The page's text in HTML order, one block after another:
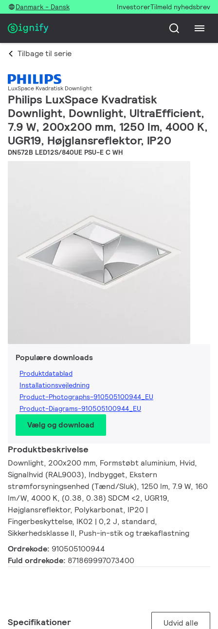
Danmark - Dansk InvestorerTilmeld nyhedsbrev
Tilbage til serie
LuxSpace Kvadratisk Downlight
Philips LuxSpace Kvadratisk
Downlight, Downlight, UltraEfficient,
7.9 W, 200x200 mm, 1250 lm, 4000 K,
UGR19, Højglansreflektor, IP20
DN572B LED12S/840UE PSU-E C WH
Populære downloads
Produktdatablad
Installationsvejledning
Product-Photographs-910505100944_EU
Product-Diagrams-910505100944_EU
Vælg og download
Produktbeskrivelse
Downlight, 200x200 mm, Formstøbt aluminium, Hvid,
Signalhvid (RAL9003), Indbygget, Ekstern
strømforsyningsenhed (Tænd/Sluk), 1250 lm, 7.9 W, 160
lm/W, 4000 K, (0.38, 0.38) SDCM <2, UGR19,
Højglansreflektor, Polykarbonat, IP20 |
Fingerbeskyttelse, IK02 | 0,2 J, standard,
Sikkerhedsklasse II, Push-in-stik og trækaflastning
Ordrekode: 910505100944
Fuld ordrekode: 871869997073400
Specifikationer Udvid alle